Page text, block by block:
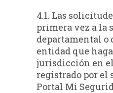
4.1. Las
primera vez a la
departamental o
entidad que
jurisdicción en
registrado por el
Portal Mi